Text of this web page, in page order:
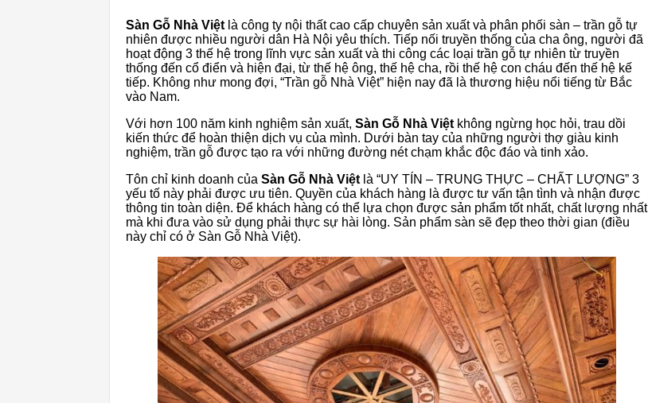
Sàn Gỗ Nhà Việt là công ty nội thất cao cấp chuyên sản xuất và phân phối sàn – trần gỗ tự
nhiên được nhiều người dân Hà Nội yêu thích. Tiếp nối truyền thống của cha ông, người đã
hoạt động 3 thế hệ trong lĩnh vực sản xuất và thi công các loại trần gỗ tự nhiên từ truyền
thống đến cổ điển và hiện đại, từ thế hệ ông, thế hệ cha, rồi thế hệ con cháu đến thế hệ kế
tiếp. Không như mong đợi, “Trần gỗ Nhà Việt” hiện nay đã là thương hiệu nổi tiếng từ Bắc
vào Nam.
Với hơn 100 năm kinh nghiệm sản xuất, Sàn Gỗ Nhà Việt không ngừng học hỏi, trau dồi
kiến ​​thức để hoàn thiện dịch vụ của mình. Dưới bàn tay của những người thợ giàu kinh
nghiệm, trần gỗ được tạo ra với những đường nét chạm khắc độc đáo và tinh xảo.
Tôn chỉ kinh doanh của Sàn Gỗ Nhà Việt là “UY TÍN – TRUNG THỰC – CHẤT LƯỢNG” 3
yếu tố này phải được ưu tiên. Quyền của khách hàng là được tư vấn tận tình và nhận được
thông tin toàn diện. Để khách hàng có thể lựa chọn được sản phẩm tốt nhất, chất lượng nhất
mà khi đưa vào sử dụng phải thực sự hài lòng. Sản phẩm sàn sẽ đẹp theo thời gian (điều
này chỉ có ở Sàn Gỗ Nhà Việt).